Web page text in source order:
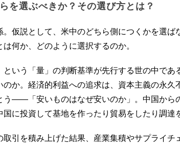
を選ぶべきか？その選び方とは？
仮説として、米中のどちら側につくかを選ば
何か、どのように選択するのか。
いう「量」の判断基準が先行する世の中であ
のか。経済的利益への追求は、資本主義の永久
う――「安いものはなぜ安いのか」。中国から
に投資して基地を作ったり貿易をしたり調達
引を積み上げた結果、産業集積やサプライチ